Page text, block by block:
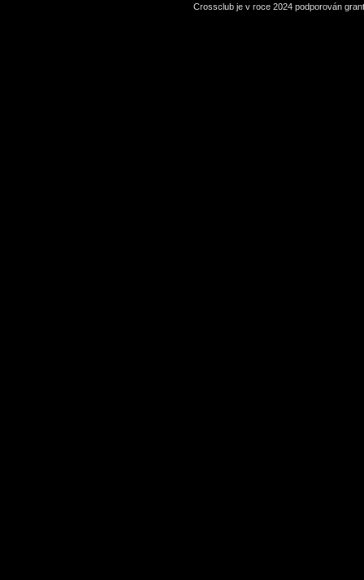
Crossclub je v roce 2024 podporován